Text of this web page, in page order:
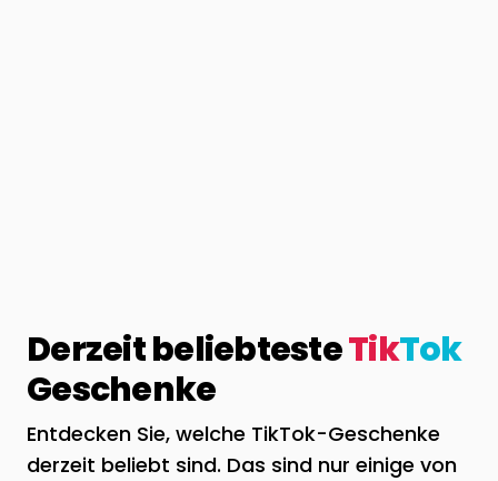
Derzeit beliebtesteTikTok
Geschenke
Entdecken Sie, welche TikTok-Geschenke
derzeit beliebt sind. Das sind nur einige von